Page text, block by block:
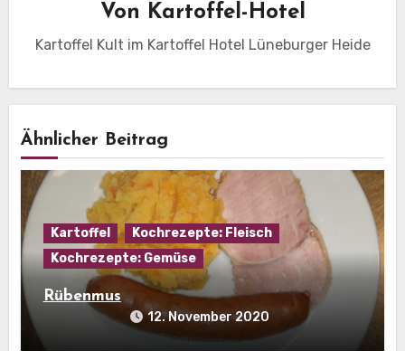
Von Kartoffel-Hotel
Kartoffel Kult im Kartoffel Hotel Lüneburger Heide
Ähnlicher Beitrag
Kartoffel
Kochrezepte: Fleisch
Kochrezepte: Gemüse
Rübenmus
12. November 2020